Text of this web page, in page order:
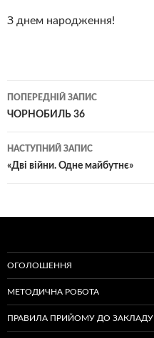
З днем народження!
Навігація
по
записам
ПОПЕРЕДНІЙ ЗАПИС
ЧОРНОБИЛЬ 36
НАСТУПНИЙ ЗАПИС
«Дві війни. Одне майбутнє»
ОГОЛОШЕННЯ
МЕТОДИЧНА РОБОТА
ПРАВИЛА ПРИЙОМУ ДО ЗАКЛАДУ